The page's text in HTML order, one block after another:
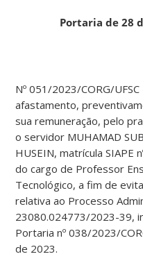
Portaria de 28
Nº 051/2023/CORG/
afastamento,
sua remuneração, pelo
o servidor MUHAMAD
HUSEIN, matrícula SIAPE
do cargo de Professor
Tecnológico, a fim de
relativa ao Processo
23080.024773/2023-39,
Portaria nº 038/2023/
de 2023.